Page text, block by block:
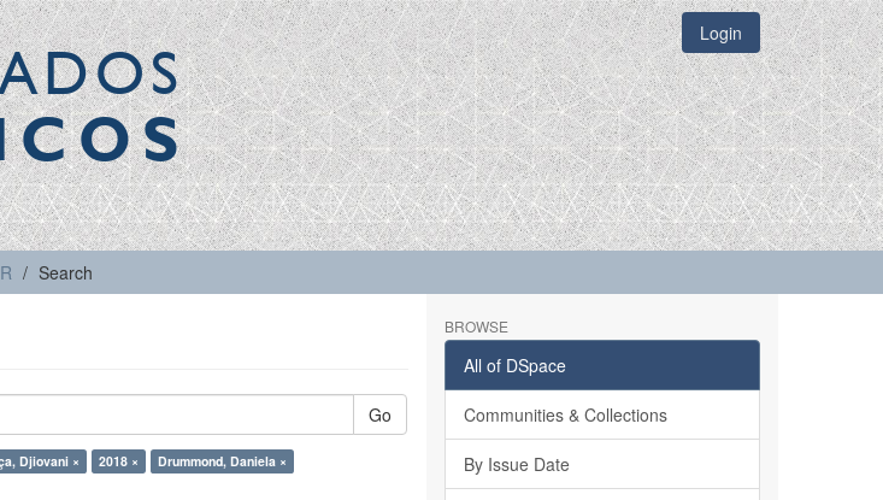
Login
Search
Go
Djiovani × 2018 ×
Drummond, Daniela ×
BROWSE
All of DSpace
Communities & Collections
By Issue Date